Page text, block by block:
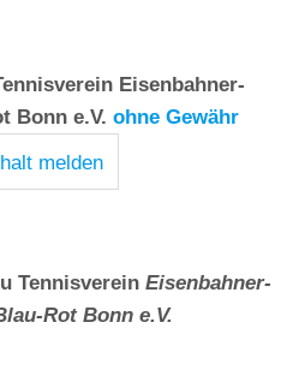
Eisenbahner-
Bonn e.V. ohne Gewähr
melden
Tennisverein Eisenbahner-
Rot Bonn e.V.